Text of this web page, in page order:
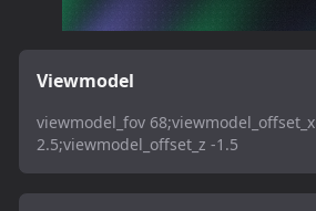
Viewmodel
viewmodel_fov 68;viewmodel_offset_x
2.5;viewmodel_offset_z -1.5